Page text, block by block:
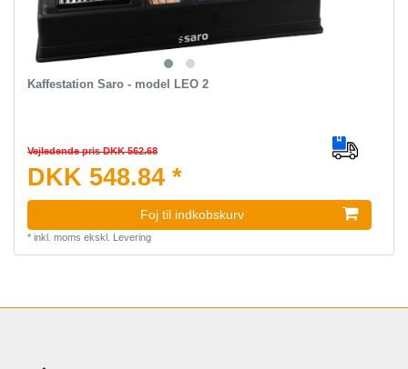
Kaffestation Saro - model LEO 2
Vejledende pris DKK 562.68
DKK 548.84 *
Foj til indkobskurv
* inkl. moms ekskl. Levering